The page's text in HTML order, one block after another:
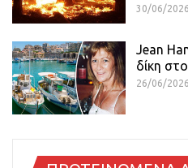
30/06/
Jean
δίκη
26/06/